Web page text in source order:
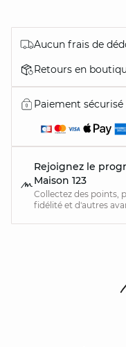
Aucun frais de
Retours en
Paiement sécurisé
Rejoignez le
Maison 123
Collectez des points,
fidélité et d'autres